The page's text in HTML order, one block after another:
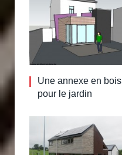
Une annexe en bois
pour le jardin